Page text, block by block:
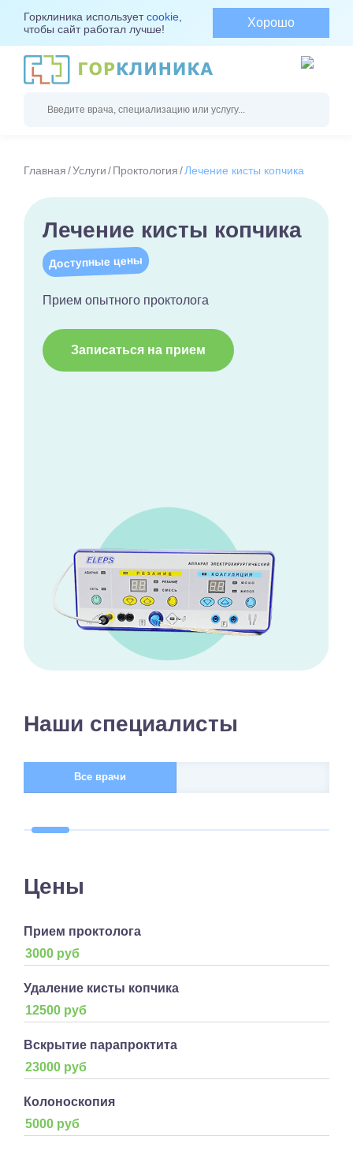
Горклиника используетcookie
чтобы сайт работал лучше!
Хорошо
Главная Услуги Проктология Лечение кисты копчика
Лечение кисты копчика
Доступные цены
Прием опытного проктолога
Записаться на прием
Наши специалисты
Все врачи
Цены
Прием проктолога
3000 руб
Удаление кисты копчика
12500 руб
Вскрытие парапроктита
23000 руб
Колоноскопия
5000 руб